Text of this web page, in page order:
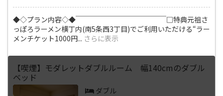
◆◇プラン内容◇◆￣￣￣￣￣￣￣￣￣￣￣￣￣□特典元祖さ
っぽろラーメン横丁内(南5条西3丁目)でご利用いただける“ラー
メンチケット1000円... さらに表示
【喫煙】モダレットダブルルーム 幅140cmのダブル
ベッド
ダブル